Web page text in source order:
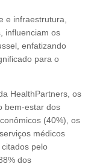
e infraestrutura,
influenciam os
enfatizando
para o
HealthPartners, os
bem-estar dos
(40%), os
médicos
pelo
dos